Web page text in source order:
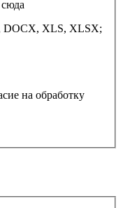
DOCX, XLS, XLSX;
на обработку